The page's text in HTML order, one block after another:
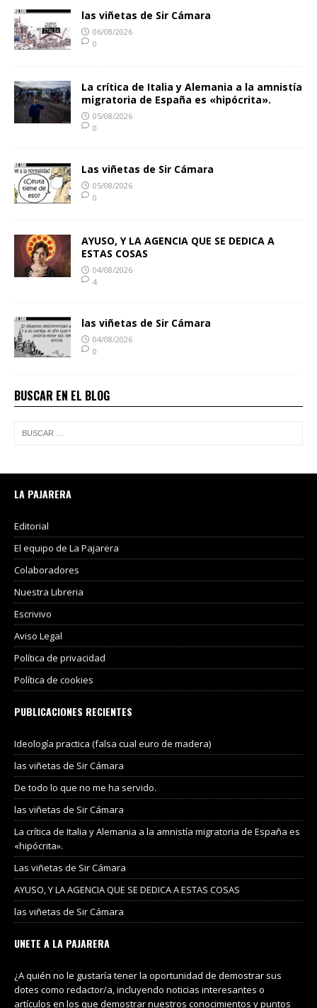
las viñetas de Sir Cámara
06/08/2026
0
La crítica de Italia y Alemania a la amnistía
migratoria de España es «hipócrita».
05/08/2026
0
Las viñetas de Sir Cámara
05/08/2026
0
AYUSO, Y LA AGENCIA QUE SE DEDICA A
ESTAS COSAS
04/08/2026
4
las viñetas de Sir Cámara
04/08/2026
0
BUSCAR EN EL BLOG
LA PAJARERA
Editorial
El equipo de La Pajarera
Colaboradores
Nuestra Libreria
Escrivivo
Aviso Legal
Política de privacidad
Política de cookies
PUBLICACIONES RECIENTES
Ideología practica (falsa cual euro de madera)
las viñetas de Sir Cámara
De todo lo que no me ha servido.
las viñetas de Sir Cámara
La crítica de Italia y Alemania a la amnistía migratoria de España es
«hipócrita».
Las viñetas de Sir Cámara
AYUSO, Y LA AGENCIA QUE SE DEDICA A ESTAS COSAS
las viñetas de Sir Cámara
UNETE A LA PAJARERA
¿A quién no le gustaría tener la oportunidad de demostrar sus
dotes como redactor/a, incluyendo noticias interesantes o
artículos en los que demostrar nuestros conocimientos y puntos